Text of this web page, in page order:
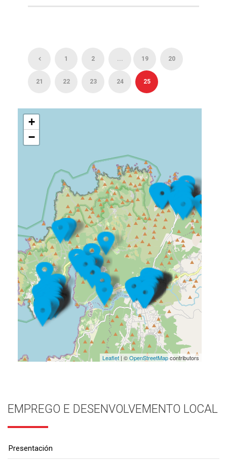
1 2 ... 19 20
21 22 23 24 25
+
−
Leaflet| ©OpenStreetMapcontributors
EMPREGO E DESENVOLVEMENTO LOCAL
Presentación